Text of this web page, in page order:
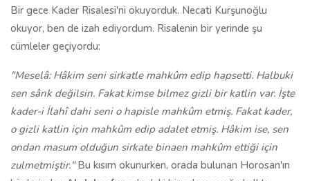
Bir gece Kader Risalesi'ni okuyorduk. Necati Kurşunoğlu
okuyor, ben de izah ediyordum. Risalenin bir yerinde şu
cümleler geçiyordu:
"Meselâ: Hâkim seni sirkatle mahkûm edip hapsetti. Halbuki
sen sârık değilsin. Fakat kimse bilmez gizli bir katlin var. İşte
kader-i İlahî dahi seni o hapisle mahkûm etmiş. Fakat kader,
o gizli katlin için mahkûm edip adalet etmiş. Hâkim ise, sen
ondan masum olduğun sirkate binaen mahkûm ettiği için
zulmetmiştir."Bu kısım okunurken, orada bulunan Horosan'ın